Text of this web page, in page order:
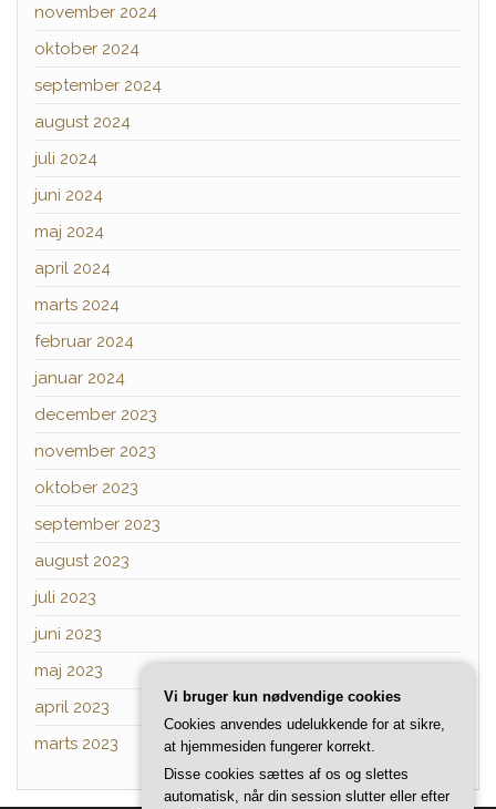
november 2024
oktober 2024
september 2024
august 2024
juli 2024
juni 2024
maj 2024
april 2024
marts 2024
februar 2024
januar 2024
december 2023
november 2023
oktober 2023
september 2023
august 2023
juli 2023
juni 2023
maj 2023
april 2023
marts 2023
Vi bruger kun nødvendige cookies
Cookies anvendes udelukkende for at sikre,
at hjemmesiden fungerer korrekt.
Disse cookies sættes af os og slettes
automatisk, når din session slutter eller efter